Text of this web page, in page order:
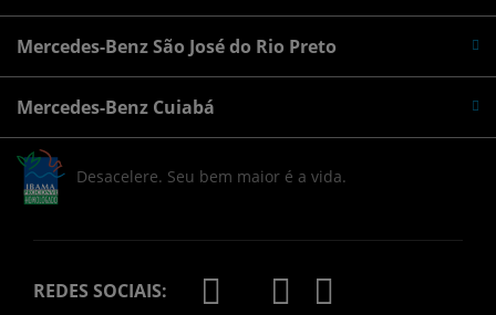
Mercedes-Benz São José do Rio Preto
Mercedes-Benz Cuiabá
Desacelere. Seu bem maior é a vida.
REDES SOCIAIS: